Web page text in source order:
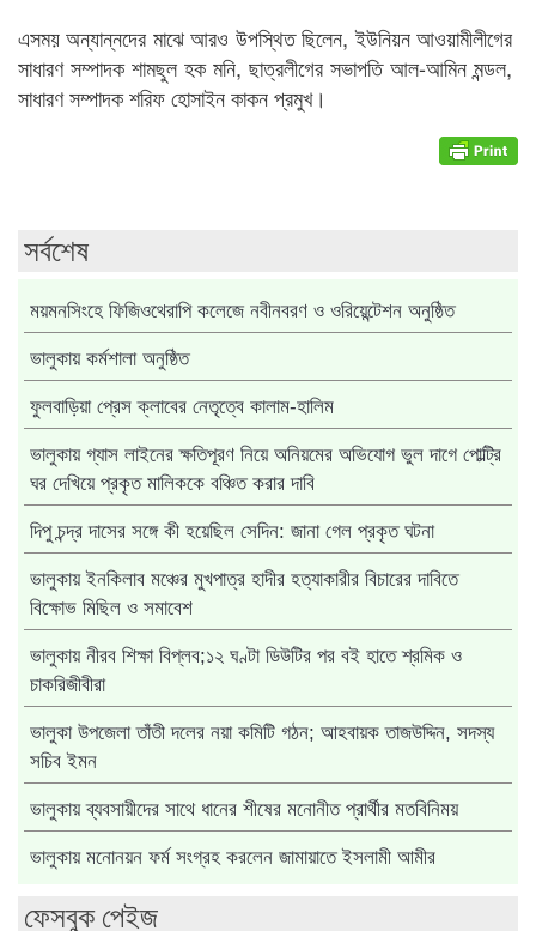
এসময় অন্যান্নদের মাঝে আরও উপস্থিত ছিলেন, ইউনিয়ন আওয়ামীলীগের
সাধারণ সম্পাদক শামছুল হক মনি, ছাত্রলীগের সভাপতি আল-আমিন মন্ডল,
সাধারণ সম্পাদক শরিফ হোসাইন কাকন প্রমুখ।
সর্বশেষ
ময়মনসিংহে ফিজিওথেরাপি কলেজে নবীনবরণ ও ওরিয়েন্টেশন অনুষ্ঠিত
ভালুকায় কর্মশালা অনুষ্ঠিত
ফুলবাড়িয়া প্রেস ক্লাবের নেতৃত্বে কালাম-হালিম
ভালুকায় গ্যাস লাইনের ক্ষতিপূরণ নিয়ে অনিয়মের অভিযোগ ভুল দাগে পোল্ট্রি
ঘর দেখিয়ে প্রকৃত মালিককে বঞ্চিত করার দাবি
দিপু চন্দ্র দাসের সঙ্গে কী হয়েছিল সেদিন: জানা গেল প্রকৃত ঘটনা
ভালুকায় ইনকিলাব মঞ্চের মুখপাত্র হাদীর হত্যাকারীর বিচারের দাবিতে
বিক্ষোভ মিছিল ও সমাবেশ
ভালুকায় নীরব শিক্ষা বিপ্লব;১২ ঘণ্টা ডিউটির পর বই হাতে শ্রমিক ও
চাকরিজীবীরা
ভালুকা উপজেলা তাঁতী দলের নয়া কমিটি গঠন; আহবায়ক তাজউদ্দিন, সদস্য
সচিব ইমন
ভালুকায় ব্যবসায়ীদের সাথে ধানের শীষের মনোনীত প্রার্থীর মতবিনিময়
ভালুকায় মনোনয়ন ফর্ম সংগ্রহ করলেন জামায়াতে ইসলামী আমীর
ফেসবুক পেইজ